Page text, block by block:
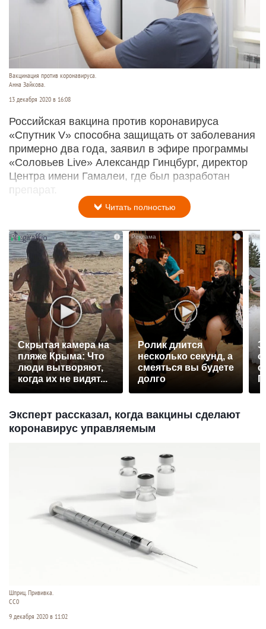
Вакцинация против коронавируса.
Анна Зайкова.
13 декабря 2020 в 16:08
Российская вакцина против коронавируса
«Спутник V» способна защищать от заболевания
примерно два года, заявил в эфире программы
«Соловьев Live» Александр Гинцбург, директор
Центра имени Гамалеи, где был разработан
препарат.
Читать полностью
i
Скрытая камера на
пляже Крыма: Что
люди вытворяют,
когда их не видят...
Ролик длится
несколько секунд, а
смеяться вы будете
долго
Эксперт рассказал, когда вакцины сделают
коронавирус управляемым
Шприц. Прививка.
СС0
9 декабря 2020 в 11:02